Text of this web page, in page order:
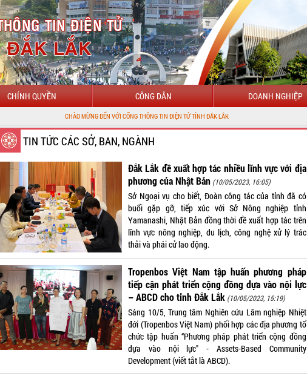
CHÍNH QUYỀN CÔNG DÂN DOANH NGHIỆP
CHÀO MỪNG ĐẾN VỚI CỔNG THÔNG TIN ĐIỆN TỬ TỈNH ĐẮK LẮK
TIN TỨC CÁC SỞ, BAN, NGÀNH
Đắk Lắk đề xuất hợp tác nhiều lĩnh vực với địa
phương của Nhật Bản (10/05/2023, 16:05)
Sở Ngoại vụ cho biết, Đoàn công tác của tỉnh đã có
buổi gặp gỡ, tiếp xúc với Sở Nông nghiệp tỉnh
Yamanashi, Nhật Bản đồng thời đề xuất hợp tác trên
lĩnh vực nông nghiệp, du lịch, công nghệ xử lý trác
thải và phái cử lao động.
Tropenbos Việt Nam tập huấn phương pháp
tiếp cận phát triển cộng đồng dựa vào nội lực
– ABCD cho tỉnh Đắk Lắk (10/05/2023, 15:19)
Sáng 10/5, Trung tâm Nghiên cứu Lâm nghiệp Nhiệt
đới (Tropenbos Việt Nam) phối hợp các địa phương tổ
chức tập huấn “Phương pháp phát triển cộng đồng
dựa vào nội lực" - Assets-Based Community
Development (viết tắt là ABCD).